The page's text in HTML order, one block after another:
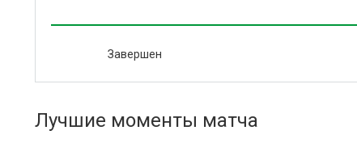
Завершен
Лучшие моменты матча